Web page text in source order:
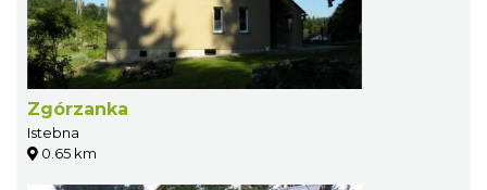
Zgórzanka
Istebna
0.65 km